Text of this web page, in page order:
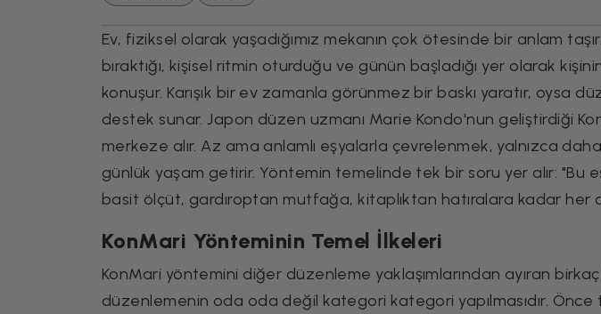
Ev, fiziksel olarak yaşadığımız mekanın çok ötesinde bir anlam
bıraktığı, kişisel ritmin oturduğu ve günün başladığı yer olarak
konuşur. Karışık bir ev zamanla görünmez bir baskı yaratır, oysa
destek sunar. Japon düzen uzmanı Marie Kondo'nun geliştirdiği
merkeze alır. Az ama anlamlı eşyalarla çevrelenmek, yalnızca
günlük yaşam getirir. Yöntemin temelinde tek bir soru yer alır: "Bu
basit ölçüt, gardıroptan mutfağa, kitaplıktan hatıralara kadar her
KonMari Yönteminin Temel İlkeleri
KonMari yöntemini diğer düzenleme yaklaşımlarından ayıran
düzenlemenin oda oda değil kategori kategori yapılmasıdır.